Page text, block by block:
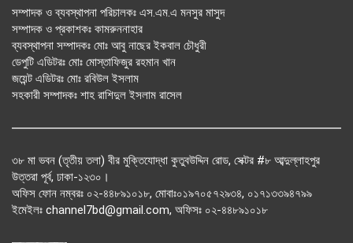
সম্পাদক ও ব্যবস্থাপনা পরিচালকঃ এস.এম.এ মনসুর মাসুদ
সম্পাদক ও প্রকাশকঃ কামরুননাহার
ব্যবস্থাপনা সম্পাদকঃ মোঃ আবু নাছের ইকবাল চৌধুরী
ডেপুটি এডিটরঃ মোঃ মোস্তাফিজুর রহমান খান
জয়েন্ট এডিটরঃ মোঃ রবিউল ইসলাম
সহকারী সম্পাদকঃ শাহ রাশিদুল ইসলাম রাসেল
৩৮ মা ভবন (তৃতীয় তলা) বীর মুক্তিযোদ্ধা কুতুবউদ্দিন রোড, সেক্টর #৮ আব্দুল্লাহপুর
উত্তরা পূর্ব, ঢাকা-১২৩০।
অফিস ফোন নম্বরঃ ০২-৪৪৮৯১০১৮, মোবাঃ০১৯৭০৫৭২৯৩৪, ০১৭১৩৩৯৪৭৯৯
ইমেইলঃ channel7bd@gmail.com, অফিসঃ ০২-৪৪৮৯১০১৮